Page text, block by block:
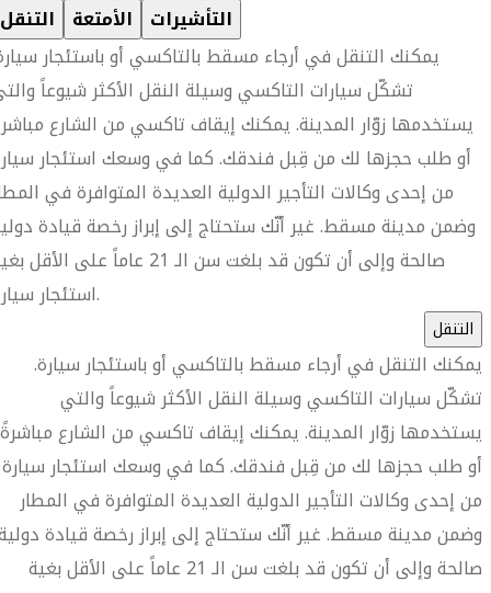
التنقل الأمتعة التأشيرات
يمكنك التنقل في أرجاء مسقط بالتاكسي أو باستئجار
تشكّل سيارات التاكسي وسيلة النقل الأكثر شيوعاً
يستخدمها زوّار المدينة. يمكنك إيقاف تاكسي من الشارع
أو طلب حجزها لك من قِبل فندقك. كما في وسعك استئجار
من إحدى وكالات التأجير الدولية العديدة المتوافرة في
وضمن مدينة مسقط. غير أنّك ستحتاج إلى إبراز رخصة قيادة
صالحة وإلى أن تكون قد بلغت سن الـ 21 عاماً على
استئجار سيارة.
التنقل
يمكنك التنقل في أرجاء مسقط بالتاكسي أو باستئجار سيارة.
تشكّل سيارات التاكسي وسيلة النقل الأكثر شيوعاً والتي
يستخدمها زوّار المدينة. يمكنك إيقاف تاكسي من الشارع مباشرةً
أو طلب حجزها لك من قِبل فندقك. كما في وسعك استئجار سيارة
من إحدى وكالات التأجير الدولية العديدة المتوافرة في المطار
وضمن مدينة مسقط. غير أنّك ستحتاج إلى إبراز رخصة قيادة
صالحة وإلى أن تكون قد بلغت سن الـ 21 عاماً على الأقل بغية